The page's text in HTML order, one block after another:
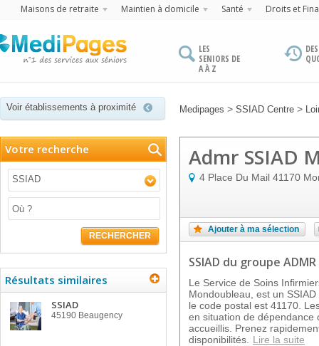
Maisons de retraite Maintien à domicile Santé Droits et
LES
SENIORS DE
A À Z
Voir établissements à proximité Medipages > SSIAD Centre >
Votre recherche
SSIAD
RECHERCHER
Résultats similaires
SSIAD
45190 Beaugency
Admr SSIAD
4 Place Du Mail 41170
Ajouter à ma sélection
SSIAD du groupe ADMR
Le Service de Soins
Mondoubleau, est un
le code postal est 41170.
en situation de dépendance
accueillis. Prenez
disponibilités.
Lire la suite